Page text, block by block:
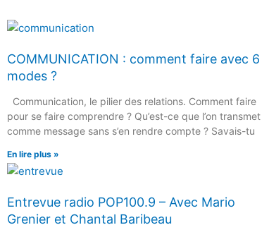
COMMUNICATION : comment faire avec 6
modes ?
Communication, le pilier des relations. Comment faire
pour se faire comprendre ? Qu’est-ce que l’on transmet
comme message sans s’en rendre compte ? Savais-tu
En lire plus »
Entrevue radio POP100.9 – Avec Mario
Grenier et Chantal Baribeau